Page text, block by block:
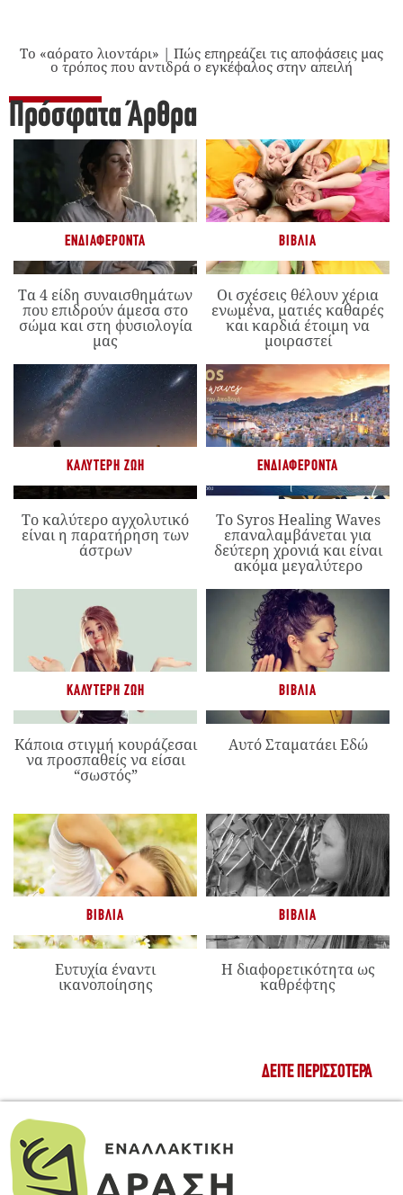
Το «αόρατο λιοντάρι» | Πώς επηρεάζει τις αποφάσεις μας
ο τρόπος που αντιδρά ο εγκέφαλος στην απειλή
Πρόσφατα Άρθρα
ΕΝΔΙΑΦΈΡΟΝΤΑ
Τα 4 είδη συναισθημάτων
που επιδρούν άμεσα στο
σώμα και στη φυσιολογία
μας
ΒΙΒΛΊΑ
Οι σχέσεις θέλουν χέρια
ενωμένα, ματιές καθαρές
και καρδιά έτοιμη να
μοιραστεί
ΚΑΛΎΤΕΡΗ ΖΩΉ
Το καλύτερο αγχολυτικό
είναι η παρατήρηση των
άστρων
ΕΝΔΙΑΦΈΡΟΝΤΑ
Το Syros Healing Waves
επαναλαμβάνεται για
δεύτερη χρονιά και είναι
ακόμα μεγαλύτερο
ΚΑΛΎΤΕΡΗ ΖΩΉ
Κάποια στιγμή κουράζεσαι
να προσπαθείς να είσαι
“σωστός”
ΒΙΒΛΊΑ
Αυτό Σταματάει Εδώ
ΒΙΒΛΊΑ
Ευτυχία έναντι
ικανοποίησης
ΒΙΒΛΊΑ
Η διαφορετικότητα ως
καθρέφτης
ΔΕΊΤΕ ΠΕΡΙΣΣΌΤΕΡΑ